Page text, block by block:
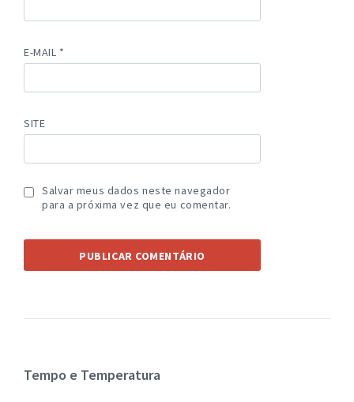
E-MAIL *
SITE
Salvar meus dados neste navegador
para a próxima vez que eu comentar.
Tempo e Temperatura